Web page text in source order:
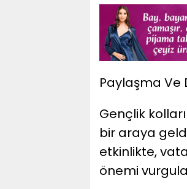
Paylaşma Ve
Gençlik
bir araya
etkinlikte,
önemi